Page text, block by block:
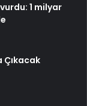
1 milyar
Çıkacak